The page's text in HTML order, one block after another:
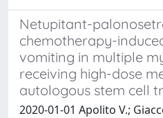
Netupitant-
chemotherapy-
vomiting in multiple
receiving high-dose
autologous stem cell
2020-01-01 Apolito V.;